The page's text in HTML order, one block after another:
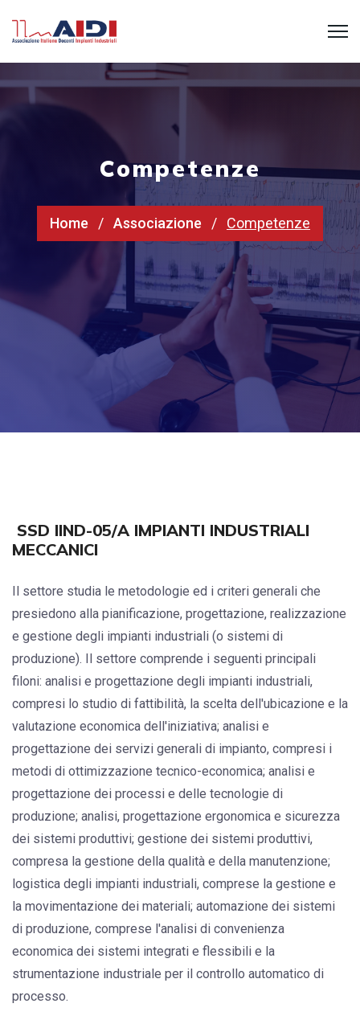
Competenze
Home Associazione Competenze
SSD IIND-05/A IMPIANTI INDUSTRIALI
MECCANICI
Il settore studia le metodologie ed i criteri generali che
presiedono alla pianificazione, progettazione, realizzazione
e gestione degli impianti industriali (o sistemi di
produzione). Il settore comprende i seguenti principali
filoni: analisi e progettazione degli impianti industriali,
compresi lo studio di fattibilità, la scelta dell'ubicazione e la
valutazione economica dell'iniziativa; analisi e
progettazione dei servizi generali di impianto, compresi i
metodi di ottimizzazione tecnico-economica; analisi e
progettazione dei processi e delle tecnologie di
produzione; analisi, progettazione ergonomica e sicurezza
dei sistemi produttivi; gestione dei sistemi produttivi,
compresa la gestione della qualità e della manutenzione;
logistica degli impianti industriali, comprese la gestione e
la movimentazione dei materiali; automazione dei sistemi
di produzione, comprese l'analisi di convenienza
economica dei sistemi integrati e flessibili e la
strumentazione industriale per il controllo automatico di
processo.